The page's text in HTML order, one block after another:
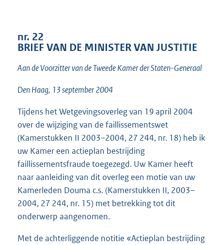
3
7
nr. 22
BRIEF VAN DE MINISTER VAN JUSTITIE
Aan de Voorzitter van de Tweede Kamer der Staten-Generaal
Den Haag, 13 september 2004
Tijdens het Wetgevingsoverleg van 19 april 2004
over de wijziging van de faillissementswet
(Kamerstukken II 2003–2004, 27 244, nr. 18) heb ik
uw Kamer een actieplan bestrijding
faillissementsfraude toegezegd. Uw Kamer heeft
naar aanleiding van dit overleg een motie van uw
Kamerleden Douma c.s. (Kamerstukken II, 2003–
2004, 27 244, nr. 15) met betrekking tot dit
onderwerp aangenomen.
Met de achterliggende notitie «Actieplan bestrijding